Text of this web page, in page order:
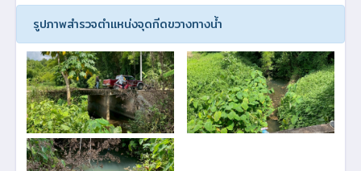
รูปภาพสำรวจตำแหน่งจุดกีดขวางทางน้ำ